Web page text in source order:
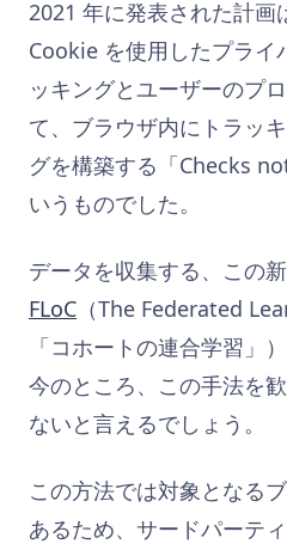
2021 年に発表された計画
Cookie を使用したプライ
ッキングとユーザーのプ
て、ブラウザ内にトラッ
グを構築する「Checks
いうものでした。
データを収集する、この
FLoC （The Federated
「コホートの連合学習」）
今のところ、この手法を
ないと言えるでしょう。
この方法では対象となる
あるため、サードパーテ